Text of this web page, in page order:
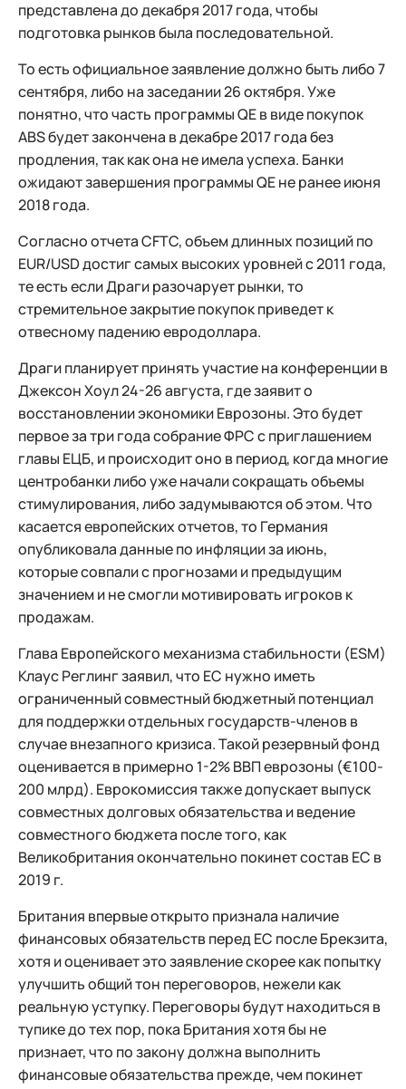
представлена до декабря 2017 года, чтобы
подготовка рынков была последовательной.
То есть официальное заявление должно быть либо 7
сентября, либо на заседании 26 октября. Уже
понятно, что часть программы QE в виде покупок
ABS будет закончена в декабре 2017 года без
продления, так как она не имела успеха. Банки
ожидают завершения программы QE не ранее июня
2018 года.
Согласно отчета CFTC, объем длинных позиций по
EUR/USD достиг самых высоких уровней с 2011 года,
те есть если Драги разочарует рынки, то
стремительное закрытие покупок приведет к
отвесному падению евродоллара.
Драги планирует принять участие на конференции в
Джексон Хоул 24-26 августа, где заявит о
восстановлении экономики Еврозоны. Это будет
первое за три года собрание ФРС с приглашением
главы ЕЦБ, и происходит оно в период, когда многие
центробанки либо уже начали сокращать объемы
стимулирования, либо задумываются об этом. Что
касается европейских отчетов, то Германия
опубликовала данные по инфляции за июнь,
которые совпали с прогнозами и предыдущим
значением и не смогли мотивировать игроков к
продажам.
Глава Европейского механизма стабильности (ESM)
Клаус Реглинг заявил, что ЕС нужно иметь
ограниченный совместный бюджетный потенциал
для поддержки отдельных государств-членов в
случае внезапного кризиса. Такой резервный фонд
оценивается в примерно 1-2% ВВП еврозоны (€100-
200 млрд). Еврокомиссия также допускает выпуск
совместных долговых обязательства и ведение
совместного бюджета после того, как
Великобритания окончательно покинет состав ЕС в
2019 г.
Британия впервые открыто признала наличие
финансовых обязательств перед ЕС после Брекзита,
хотя и оценивает это заявление скорее как попытку
улучшить общий тон переговоров, нежели как
реальную уступку. Переговоры будут находиться в
тупике до тех пор, пока Британия хотя бы не
признает, что по закону должна выполнить
финансовые обязательства прежде, чем покинет